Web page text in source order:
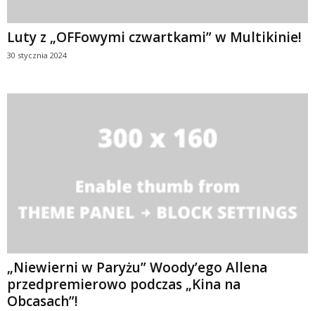
Luty z „OFFowymi czwartkami” w Multikinie!
30 stycznia 2024
„Niewierni w Paryżu” Woody’ego Allena
przedpremierowo podczas „Kina na
Obcasach”!